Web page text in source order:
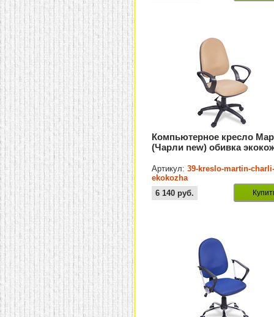
Компьютерное кресло
(Чарли new) обивка
Артикул:39-kreslo-martin-
ekokozha
6 140 руб.